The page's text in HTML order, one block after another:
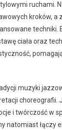
ruchami.
kroków, a
techniki.
ciała oraz
muzyki
choreografii.
i twórczość w
natomiast łączy